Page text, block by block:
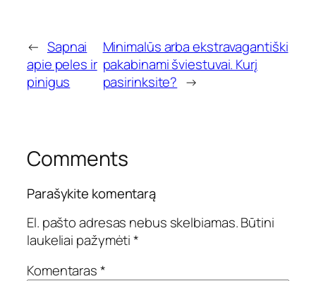
← Sapnai
apie peles ir
pinigus
Minimalūs arba ekstravagantiški
pakabinami šviestuvai. Kurį
pasirinksite? →
Comments
Parašykite komentarą
El. pašto adresas nebus skelbiamas.Būtini
laukeliai pažymėti*
Komentaras*